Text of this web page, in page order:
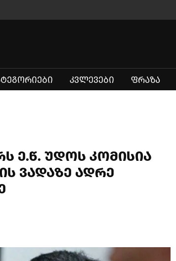
ᲙᲕᲚᲔᲕᲔᲑᲘ ᲤᲠᲐᲖᲐ
ე.წ. უდოს კომისია
ვადაზე ადრე